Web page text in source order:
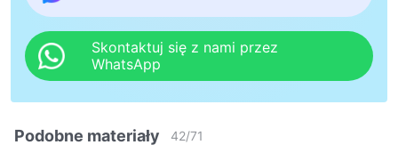
Skontaktuj się z nami przez
WhatsApp
Podobne materiały 42/71